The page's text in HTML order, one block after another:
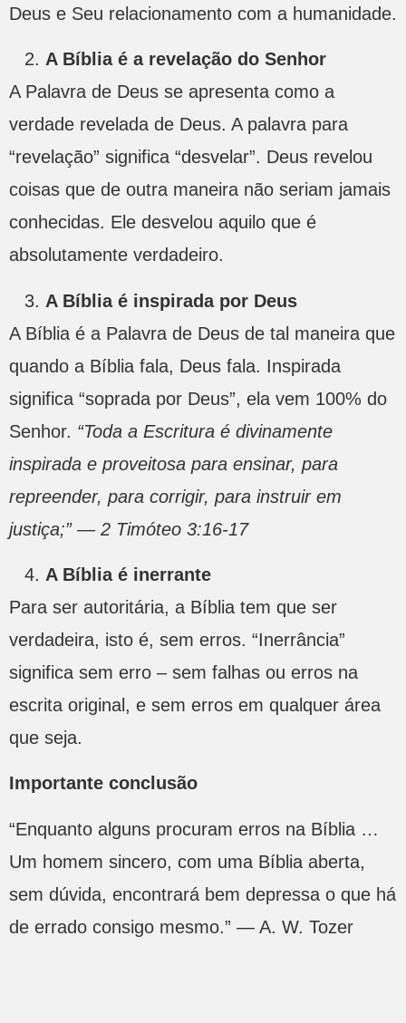
Deus e Seu relacionamento com a humanidade.
A Bíblia é a revelação do Senhor
A Palavra de Deus se apresenta como a
verdade revelada de Deus. A palavra para
“revelação” significa “desvelar”. Deus revelou
coisas que de outra maneira não seriam jamais
conhecidas. Ele desvelou aquilo que é
absolutamente verdadeiro.
A Bíblia é inspirada por Deus
A Bíblia é a Palavra de Deus de tal maneira que
quando a Bíblia fala, Deus fala. Inspirada
significa “soprada por Deus”, ela vem 100% do
Senhor. “Toda a Escritura é divinamente
inspirada e proveitosa para ensinar, para
repreender, para corrigir, para instruir em
justiça;” — 2 Timóteo 3:16-17
A Bíblia é inerrante
Para ser autoritária, a Bíblia tem que ser
verdadeira, isto é, sem erros. “Inerrância”
significa sem erro – sem falhas ou erros na
escrita original, e sem erros em qualquer área
que seja.
Importante conclusão
“Enquanto alguns procuram erros na Bíblia …
Um homem sincero, com uma Bíblia aberta,
sem dúvida, encontrará bem depressa o que há
de errado consigo mesmo.” — A. W. Tozer